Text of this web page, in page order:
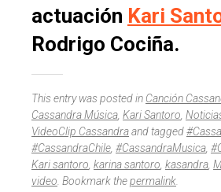
actuación Kari
Rodrigo Cociña.
This entry was posted in Canción
Cassandra Música Kari Santoro
VideoClip Cassandraand tagged
#CassandraChile #CassandraMusica
Kari santoro karina santoro kasandra
video . Bookmark thepermalink